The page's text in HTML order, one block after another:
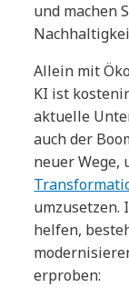
und machen
Allein mit
KI ist
aktuelle
auch der
neuer Wege,
umzusetzen.
helfen,
erproben: